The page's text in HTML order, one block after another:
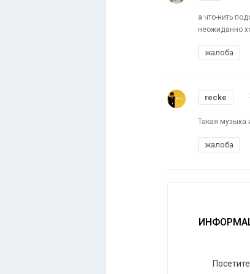
а что-нить
неожиданно
жалоба
recke
Такая музыка
жалоба